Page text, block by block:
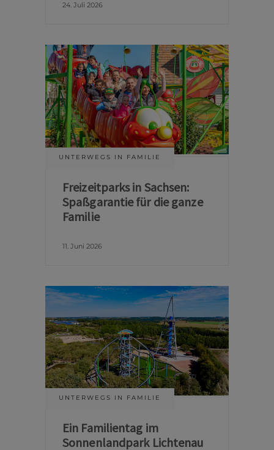
24. Juli 2026
UNTERWEGS IN FAMILIE
Freizeitparks in Sachsen:
Spaßgarantie für die ganze
Familie
11. Juni 2026
UNTERWEGS IN FAMILIE
Ein Familientag im
Sonnenlandpark Lichtenau